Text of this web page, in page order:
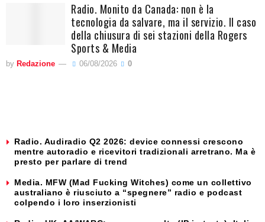
Radio. Monito da Canada: non è la
tecnologia da salvare, ma il servizio. Il caso
della chiusura di sei stazioni della Rogers
Sports & Media
by Redazione 06/08/2026 0
Radio. Audiradio Q2 2026: device connessi crescono
mentre autoradio e ricevitori tradizionali arretrano. Ma è
presto per parlare di trend
Media. MFW (Mad Fucking Witches) come un collettivo
australiano è riusciuto a “spegnere” radio e podcast
colpendo i loro inserzionisti